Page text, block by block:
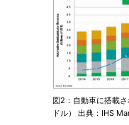
図2：自動車に搭載
ドル） 出典：IHS